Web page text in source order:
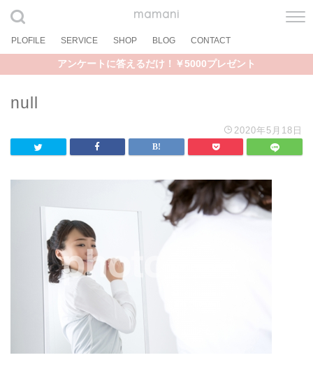
mamani
PLOFILE SERVICE SHOP BLOG CONTACT
アンケートに答えるだけ！￥5000プレゼント
null
2020年5月18日